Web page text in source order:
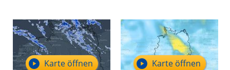
Karte öffnen Karte öffnen